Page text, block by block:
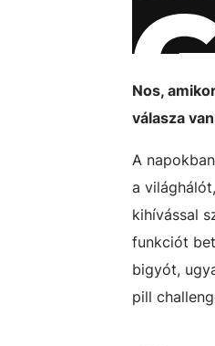
Nos,
válasza
A
a
kihívással
funkciót
bigyót,
pill